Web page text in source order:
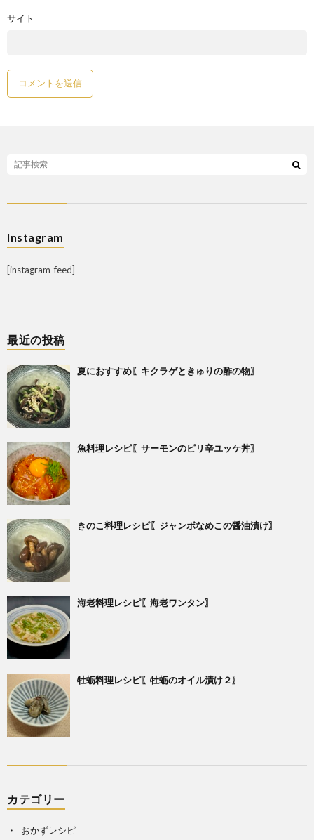
サイト
Instagram
[instagram-feed]
最近の投稿
夏におすすめ〖キクラゲときゅりの酢の物〗
魚料理レシピ〖サーモンのピリ辛ユッケ丼〗
きのこ料理レシピ〖ジャンボなめこの醤油漬け〗
海老料理レシピ〖海老ワンタン〗
牡蛎料理レシピ〖牡蛎のオイル漬け２〗
カテゴリー
おかずレシピ